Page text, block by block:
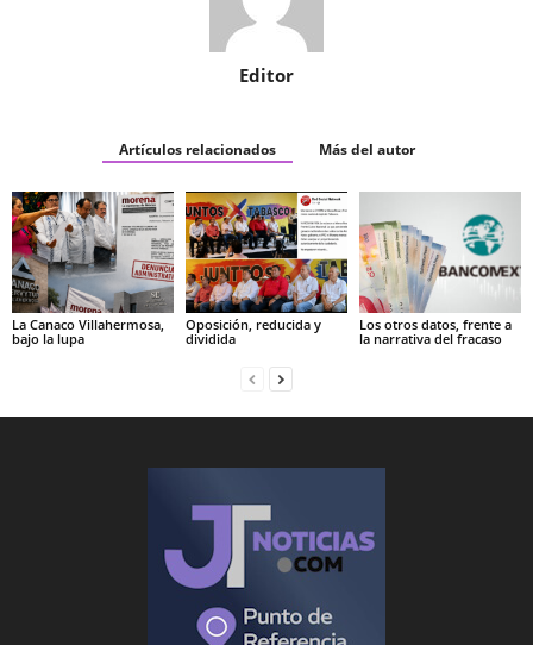
Editor
Artículos relacionados Más del autor
La Canaco Villahermosa,
bajo la lupa
Oposición, reducida y
dividida
Los otros datos, frente a
la narrativa del fracaso